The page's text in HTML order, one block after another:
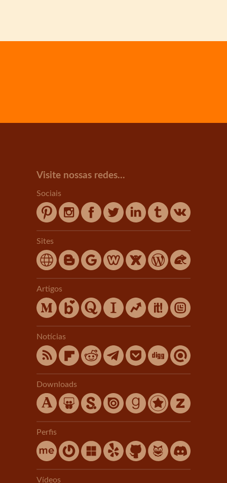
Visite nossas redes...
Sociais
Sites
Artigos
Notícias
Downloads
Perfis
Vídeos